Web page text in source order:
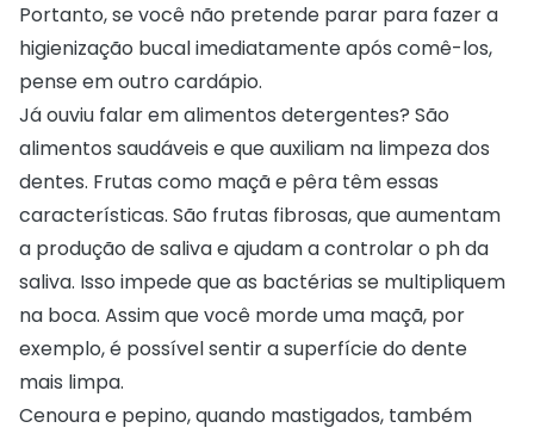
Portanto, se você não pretende parar para fazer a
higienização bucal imediatamente após comê-los,
pense em outro cardápio.
Já ouviu falar em alimentos detergentes? São
alimentos saudáveis e que auxiliam na limpeza dos
dentes. Frutas como maçã e pêra têm essas
características. São frutas fibrosas, que aumentam
a produção de saliva e ajudam a controlar o ph da
saliva. Isso impede que as bactérias se multipliquem
na boca. Assim que você morde uma maçã, por
exemplo, é possível sentir a superfície do dente
mais limpa.
Cenoura e pepino, quando mastigados, também